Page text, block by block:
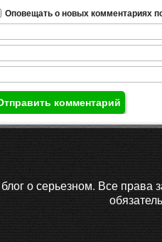
Оповещать о новых комментариях
о серьезном. Все права